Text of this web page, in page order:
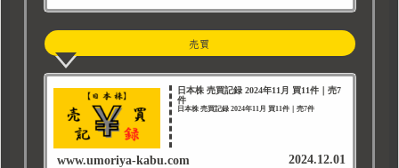
売買
日本株 売買記録 2024年11月 買11件｜売7
件
日本株 売買記録 2024年11月 買11件｜売7件
www.umoriya-kabu.com 2024.12.01